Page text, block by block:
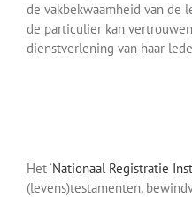
de vakbekwaamheid van de
de particulier kan
dienstverlening van haar
Het ‘Nationaal Registratie
(levens)testamenten,